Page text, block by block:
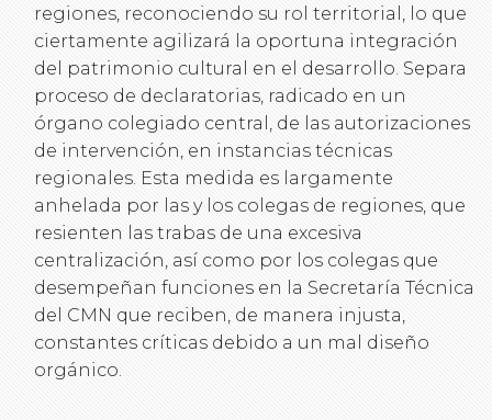
regiones, reconociendo su rol territorial, lo que
ciertamente agilizará la oportuna integración
del patrimonio cultural en el desarrollo. Separa
proceso de declaratorias, radicado en un
órgano colegiado central, de las autorizaciones
de intervención, en instancias técnicas
regionales. Esta medida es largamente
anhelada por las y los colegas de regiones, que
resienten las trabas de una excesiva
centralización, así como por los colegas que
desempeñan funciones en la Secretaría Técnica
del CMN que reciben, de manera injusta,
constantes críticas debido a un mal diseño
orgánico.